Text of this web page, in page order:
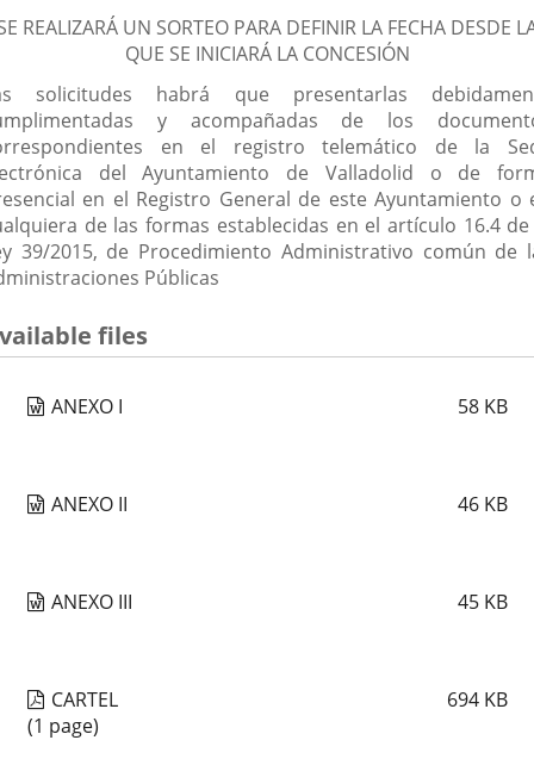
REALIZARÁ UN SORTEO PARA DEFINIR LA FECHA DESDE
QUE SE INICIARÁ LA CONCESIÓN
solicitudes habrá que presentarlas
y acompañadas de los
en el registro telemático de la
del Ayuntamiento de Valladolid o de
en el Registro General de este Ayuntamiento o
de las formas establecidas en el artículo 16.4
39/2015, de Procedimiento Administrativo común de
Públicas
files
ANEXO I 58 KB
ANEXO II 46 KB
ANEXO III 45 KB
CARTEL 694 KB
(1 page)